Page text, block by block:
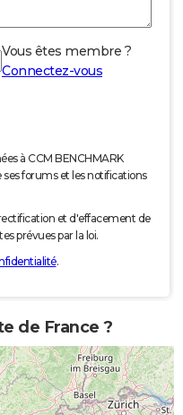
Vous êtes membre ?
Connectez-vous
à CCM BENCHMARK
forums et les notifications
et d'effacement de
prévues par la loi.
.
de France ?